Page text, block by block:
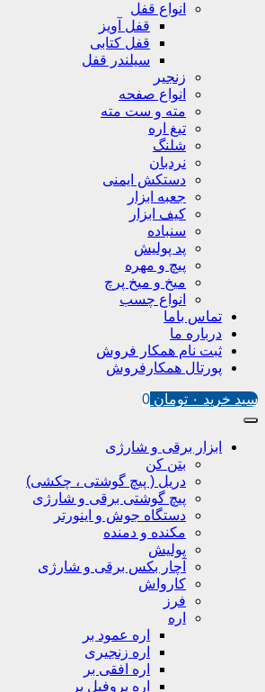
انواع قفل
قفل آویز
قفل کتابی
سیلندر قفل
زنجیر
انواع صفحه
مته و ست مته
تیغ اره
شلنگ
نردبان
دستکش ایمنی
جعبه ابزار
کیف ابزار
سنباده
پد پولیش
پیچ و مهره
میخ و میخ پرچ
انواع چسب
تماس باما
درباره ما
ثبت نام همکار فروش
پورتال همکارفروش
سبد خرید ۰ تومان 0
ابزار برقی و شارژی
بتن کن
دریل ( پیچ گوشتی ، چکشی)
پیچ گوشتی برقی و شارژی
دستگاه جوش و اینورتر
مکنده و دمنده
پولیش
آچار بکس برقی و شارژی
کارواش
فرز
اره
اره عمود بر
اره زنجیری
اره افقی بر
اره پروفیل پر